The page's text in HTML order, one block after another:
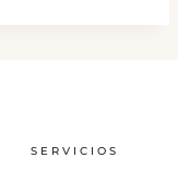
SERVICIOS